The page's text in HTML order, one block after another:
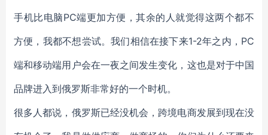
手机比电脑PC端更加方便，其余的人就觉得这两个都不
方便，我都不想尝试。我们相信在接下来1-2年之内，PC
端和移动端用户会在一夜之间发生变化，这也是对于中国
品牌进入到俄罗斯非常好的一个时机。
很多人都说，俄罗斯已经没机会，跨境电商发展到现在没